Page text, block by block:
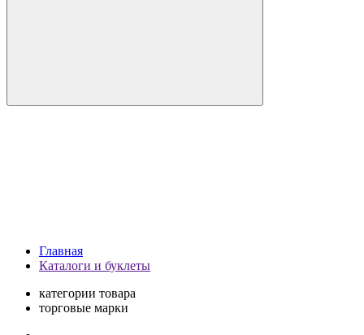
Главная
Каталоги и буклеты
категории товара
торговые марки